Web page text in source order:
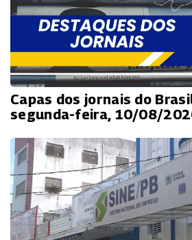
Capas dos jornais do
segunda-feira, 10/08/